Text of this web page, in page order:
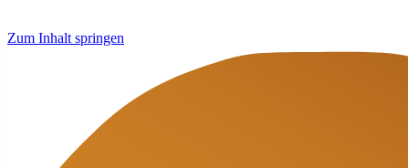
Zum Inhalt springen